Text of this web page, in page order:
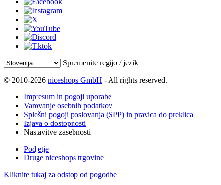
Spremenite regijo / jezik
© 2010-2026 niceshops GmbH - All rights reserved.
Impresum in pogoji uporabe
Varovanje osebnih podatkov
Splošni pogoji poslovanja (SPP) in pravica do preklica
Izjava o dostopnosti
Nastavitve zasebnosti
Podjetje
Druge niceshops trgovine
Kliknite tukaj za odstop od pogodbe